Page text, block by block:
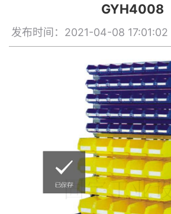
GYH4008
发布时间：2021-04-08 17:01:02